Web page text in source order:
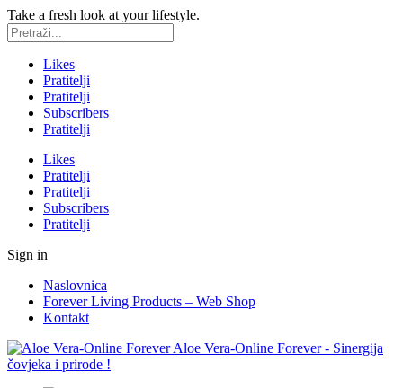
Take a fresh look at your lifestyle.
Likes
Pratitelji
Pratitelji
Subscribers
Pratitelji
Likes
Pratitelji
Pratitelji
Subscribers
Pratitelji
Sign in
Naslovnica
Forever Living Products – Web Shop
Kontakt
Aloe Vera-Online Forever - Sinergija
čovjeka i prirode !